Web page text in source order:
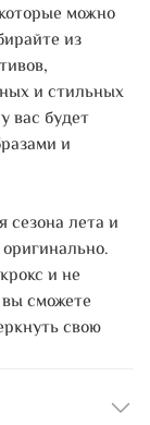
можно
из
и стильных
вас будет
и
лета и
и не
сможете
свою